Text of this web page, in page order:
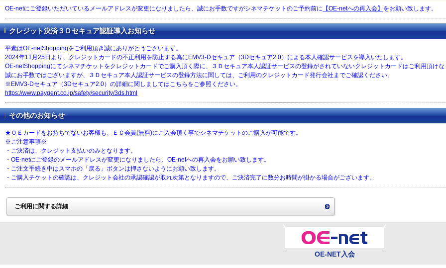
OE-netにご登録いただいているメールアドレスが変更になりましたら、誠にお手数ですがシネマチケットのご予約前に 【OE-netへの再入会】 をお願い致します。
クレジット決済３Ｄセキュア認証導入お知らせ
平素はOE-netShoppingをご利用頂き誠にありがとうございます。
2024年11月25日より、クレジットカードの不正利用を防止する為にEMV3-Dセキュア（3Dセキュア2.0）による本人確認サービスを導入いたします。
OE-netShoppingにてシネマチケットをクレジットカードでご購入頂く際に、３Ｄセキュア本人認証サービスの登録がされていないクレジットカードはご利用頂けな
誠にお手数ではございますが、３Ｄセキュア本人認証サービスの登録方法に関しては、ご利用のクレジットカード発行会社までご確認ください。
※EMV3-Dセキュア（3Dセキュア2.0）の詳細に関しましてはこちらをご参照ください。
https://www.paygent.co.jp/safety/security/3ds.html
その他のお知らせ
★ＯＥカードをお持ちでないお客様も、ＥＣ会員(無料)にご入会頂く事でシネマチケットのご購入が可能です。
※ご注意事項※
・ご決済は、クレジット支払いのみとなります。
・OE-netにご登録のメールアドレスが変更になりましたら、OE-netへの再入会をお願い致します。
・ご注文手続き中はスマホの「戻る」ボタンは押さないようにお願い致します。
・ご購入チケットの確認は、クレジット会社の承認確認が取れ次第となりますので、ご決済完了に数分お時間が掛かる場合がございます。
ご利用に関する詳細
OE-NET入会